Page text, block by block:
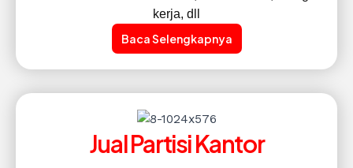
kerja, dll
Baca Selengkapnya
Jual Partisi Kantor